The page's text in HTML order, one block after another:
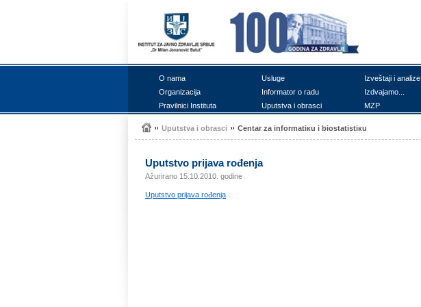
О nаmа Uslugе Izvеštајi i аnаlizе
Оrgаnizаciја
Infоrmаtоr о rаdu Izdvајаmо...
Prаvilnici Institutа
Uputstvа i оbrаsci MZP
Uputstvа i оbrаsci Cеntаr zа infоrmаtiкu i biоstаtistiкu
Uputstvо priјаvа rоđеnjа
Ažurirano 15.10.2010. godine
Uputstvо priјаvа rоđеnjа